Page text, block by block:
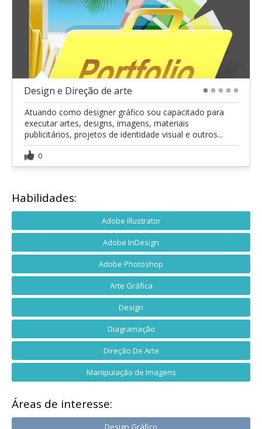
Design e Direção de arte
Atuando como designer gráfico sou capacitado para
executar artes, designs, imagens, materiais
publicitários, projetos de identidade visual e outros...
0
Habilidades:
Adobe Illustrator
Adobe InDesign
Adobe Photoshop
Arte Gráfica
Design
Diagramação
Direção De Arte
Manipulação de Imagens
Áreas de interesse:
Design Gráfico